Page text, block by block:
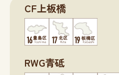
CF上板橋
RWG青砥